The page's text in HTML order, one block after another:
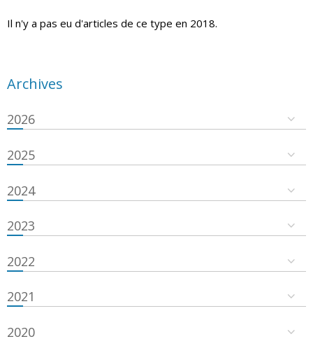
Il n'y a pas eu d'articles de ce type en 2018.
Archives
2026
2025
2024
2023
2022
2021
2020